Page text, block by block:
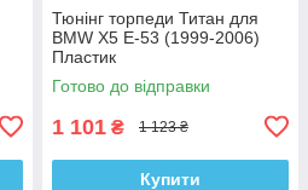
Тюнінг торпеди Титан для
BMW X5 E-53 (1999-2006)
Пластик
Готово до відправки
1 101 ₴ 1 123 ₴
Купити